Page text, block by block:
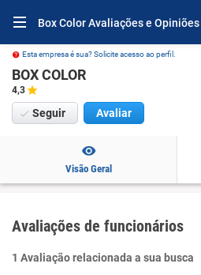
Box Color Avaliações e Opiniões
Esta empresa é sua? Solicite acesso ao perfil.
BOX COLOR
4,3
Seguir Avaliar
Visão Geral
Avaliações de funcionários
1 Avaliação relacionada a sua busca